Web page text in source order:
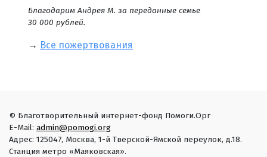
Благодарим Андрея М. за переданные семье
30 000 рублей.
→ Все пожертвования
© Благотворительный интернет-фонд Помоги.Орг
E-Mail: admin@pomogi.org
Адрес: 125047, Москва, 1-й Тверской-Ямской переулок, д.18.
Станция метро «Маяковская».